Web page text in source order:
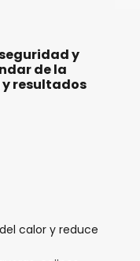
y
de la
resultados
calor y reduce